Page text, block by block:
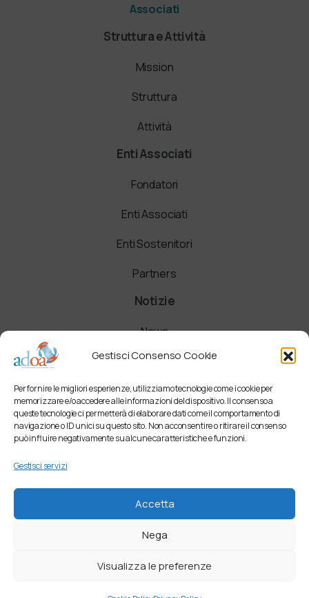
Gestisci Consenso Cookie
Per fornire le migliori esperienze, utilizziamo tecnologie come i cookie per
memorizzare e/o accedere alle informazioni del dispositivo. Il consenso a
queste tecnologie ci permetterà di elaborare dati come il comportamento di
navigazione o ID unici su questo sito. Non acconsentire o ritirare il consenso
può influire negativamente su alcune caratteristiche e funzioni.
Gestisci servizi
Accetta
Nega
Visualizza le preferenze
Associati
Struttura e Attività
Mission
Struttura
Attività
Enti Associati
Fondatori
Enti Associati
Enti Sostenitori
Partners
Notizie
News
Comunicati
Newsletter